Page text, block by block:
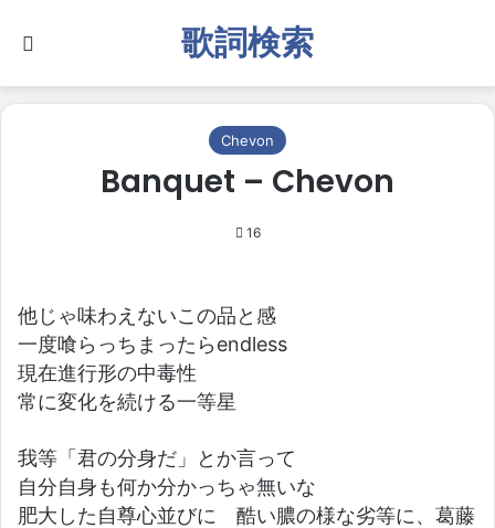
歌詞検索
Chevon
Banquet – Chevon
16
他じゃ味わえないこの品と感
一度喰らっちまったらendless
現在進行形の中毒性
常に変化を続ける一等星
我等「君の分身だ」とか言って
自分自身も何か分かっちゃ無いな
肥大した自尊心並びに 酷い膿の様な劣等に、葛藤